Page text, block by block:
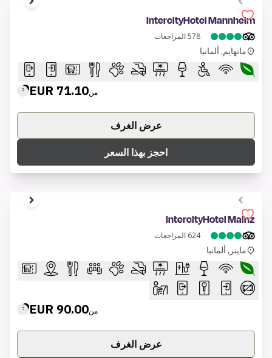
1 of 10
IntercityHotel Mannheim
578المراجعات
مانهايم, ألمانيا
من71.10 EUR
عرض الغرف
احجز بهذا السعر
1 of 12
IntercityHotel Mainz
624 المراجعات
ماينز, ألمانيا
من90.00 EUR
عرض الغرف